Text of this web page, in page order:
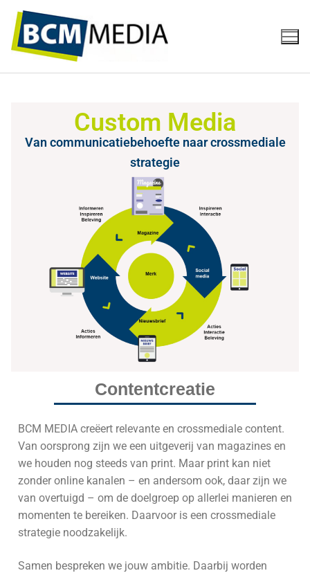
Custom Media
Van communicatiebehoefte naar crossmediale
strategie
Contentcreatie
BCM MEDIA creëert relevante en crossmediale content.
Van oorsprong zijn we een uitgeverij van magazines en
we houden nog steeds van print. Maar print kan niet
zonder online kanalen – en andersom ook, daar zijn we
van overtuigd – om de doelgroep op allerlei manieren en
momenten te bereiken. Daarvoor is een crossmediale
strategie noodzakelijk.
Samen bespreken we jouw ambitie. Daarbij worden